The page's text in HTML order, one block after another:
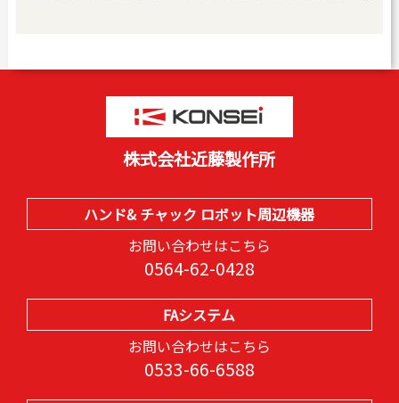
株式会社近藤製作所
ハンド& チャック ロボット周辺機器
お問い合わせはこちら
0564-62-0428
FAシステム
お問い合わせはこちら
0533-66-6588